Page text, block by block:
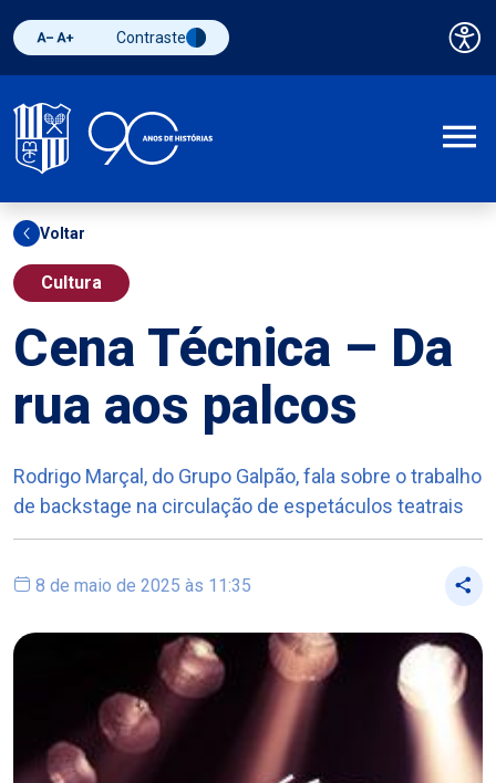
Diminuir fonte
Aumentar fonteAlternar contraste
Contraste
Voltar
Cultura
Cena Técnica – Da
rua aos palcos
Rodrigo Marçal, do Grupo Galpão, fala sobre o trabalho
de backstage na circulação de espetáculos teatrais
8 de maio de 2025 às 11:35